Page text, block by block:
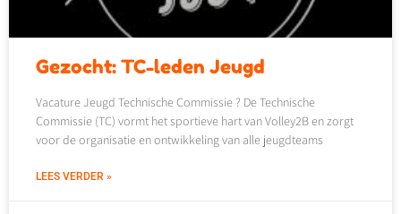
Gezocht: TC-leden Jeugd
Vacature Jeugd Technische Commissie ? De Technische
Commissie (TC) vormt het sportieve hart van Volley2B en zorgt
voor de organisatie en ontwikkeling van alle jeugdteams
LEES VERDER »